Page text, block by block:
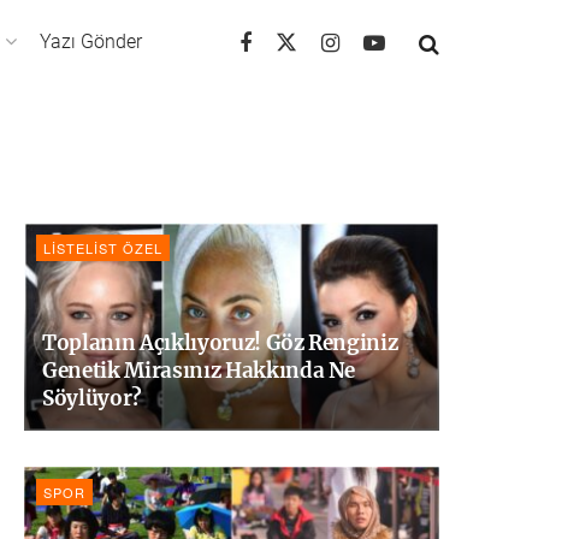
Yazı Gönder
LISTELIST ÖZEL
Toplanın Açıklıyoruz! Göz Renginiz
Genetik Mirasınız Hakkında Ne
Söylüyor?
SPOR